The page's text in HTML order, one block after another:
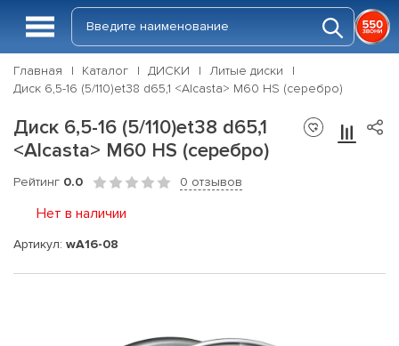
Главная Каталог ДИСКИ
Литые диски
Диск 6,5-16 (5/110)et38 d65,1 <Alcasta> M60 HS (серебро)
Диск 6,5-16 (5/110)et38 d65,1
<Alcasta> M60 HS (серебро)
Рейтинг 0.0 0 отзывов
Нет в наличии
Артикул: wA16-08